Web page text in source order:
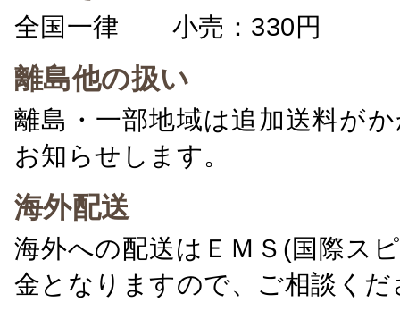
全国一律 小売：330円 卸
離島他の扱い
離島・一部地域は追加送料が
お知らせします。
海外配送
海外への配送はＥＭＳ(国際ス
金となりますので、ご相談くだ